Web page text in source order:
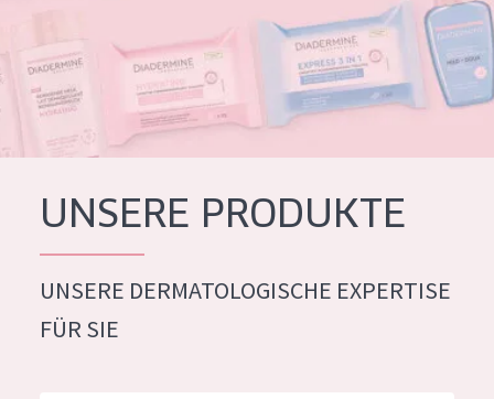
PRODUKTTYP
Feuchtigkeit und Ausstrahlung
ALLE PRODUKTE
inhaltsstoffe
Über uns
Inspiration
Kontakt
French
UNSERE PRODUKTE
UNSERE DERMATOLOGISCHE EXPERTISE
FÜR SIE